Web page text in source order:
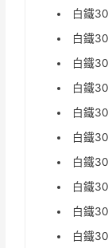
白鐵
白鐵
白鐵
白鐵
白鐵
白鐵
白鐵
白鐵
白鐵
白鐵